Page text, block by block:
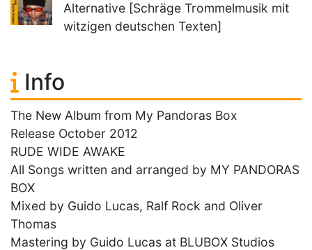
Alternative [Schräge Trommelmusik mit
witzigen deutschen Texten]
Info
The New Album from My Pandoras Box
Release October 2012
RUDE WIDE AWAKE
All Songs written and arranged by MY PANDORAS
BOX
Mixed by Guido Lucas, Ralf Rock and Oliver
Thomas
Mastering by Guido Lucas at BLUBOX Studios